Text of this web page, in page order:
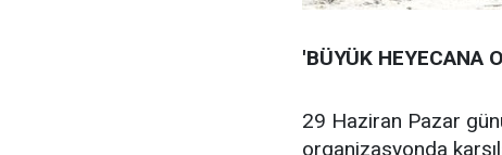
'BÜYÜK HEYECANA
29 Haziran Pazar
organizasyonda